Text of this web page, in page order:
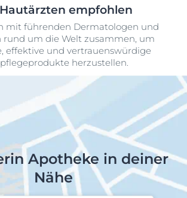
empfohlen
mit führenden Dermatologen und
rund um die Welt zusammen, um
effektive und vertrauenswürdige
herzustellen.
Apotheke in deiner
Nähe